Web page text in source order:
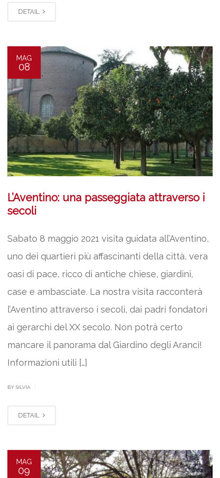
DETAIL
MAG
08
L’Aventino: una passeggiata attraverso i
secoli
Sabato 8 maggio 2021 visita guidata all’Aventino,
uno dei quartieri più affascinanti della città, vera
oasi di pace, ricco di antiche chiese, giardini,
case e ambasciate. La nostra visita racconterà
l’Aventino attraverso i secoli, dai padri fondatori
ai gerarchi del XX secolo. Non potrà certo
mancare il panorama dal Giardino degli Aranci!
Informazioni utili […]
BY SILVIA
DETAIL
MAG
09